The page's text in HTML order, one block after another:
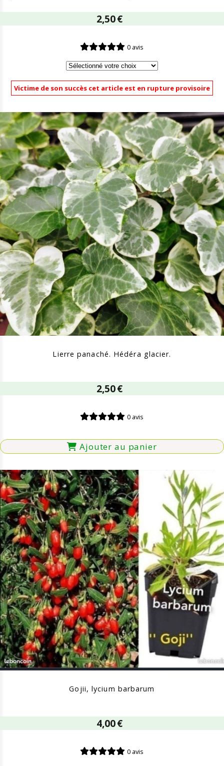
2,50€
0 avis
Victime de son succès cet article est en rupture provisoire
Lierre panaché. Hédéra glacier.
2,50€
0 avis
Ajouter au panier
Gojii, lycium barbarum
4,00€
0 avis